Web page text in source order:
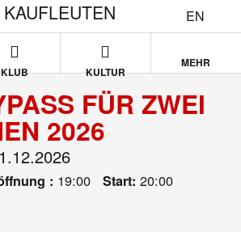
EN
KAUFLEUTEN
KLUB KULTUR
MEHR
FÜR ZWEI
2026
: 19:00 Start: 20:00